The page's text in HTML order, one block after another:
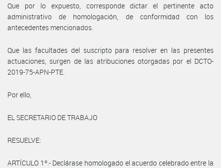
Que por lo expuesto, corresponde dictar el pertinente acto
administrativo de homologación, de conformidad con los
antecedentes mencionados.
Que las facultades del suscripto para resolver en las presentes
actuaciones, surgen de las atribuciones otorgadas por el DCTO-
2019-75-APN-PTE.
Por ello,
EL SECRETARIO DE TRABAJO
RESUELVE:
ARTÍCULO 1º.- Declárase homologado el acuerdo celebrado entre la